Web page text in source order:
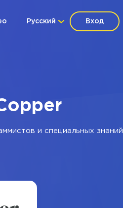
Вход
Русский
и специальных знаний.